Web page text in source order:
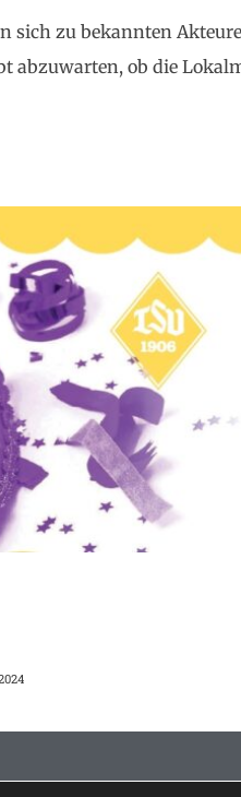
sich zu bekannten
abzuwarten, ob die